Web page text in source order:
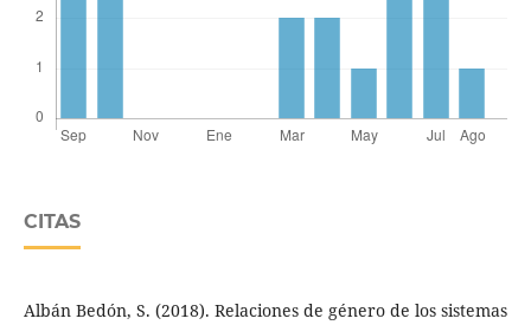
CITAS
Albán Bedón, S. (2018). Relaciones de género de los sistemas